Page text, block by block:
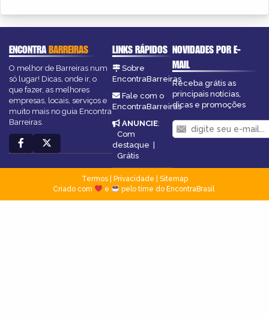
ENCONTRABARREIRAS
O melhor de Barreiras num
só lugar! Dicas, onde ir, o
que fazer, as melhores
empresas, locais, serviços e
muito mais no guia Encontra
Barreiras.
LINKS RÁPIDOS
Sobre
EncontraBarreiras
Fale com o
EncontraBarreiras
ANUNCIE:
Com
destaque |
Grátis
NOVIDADES POR E-
MAIL
Receba grátis as
principais notícias,
dicas e promoções
Termos| Privacidade
Sitemap
Criado com
e pelo time do EncontraBrasil